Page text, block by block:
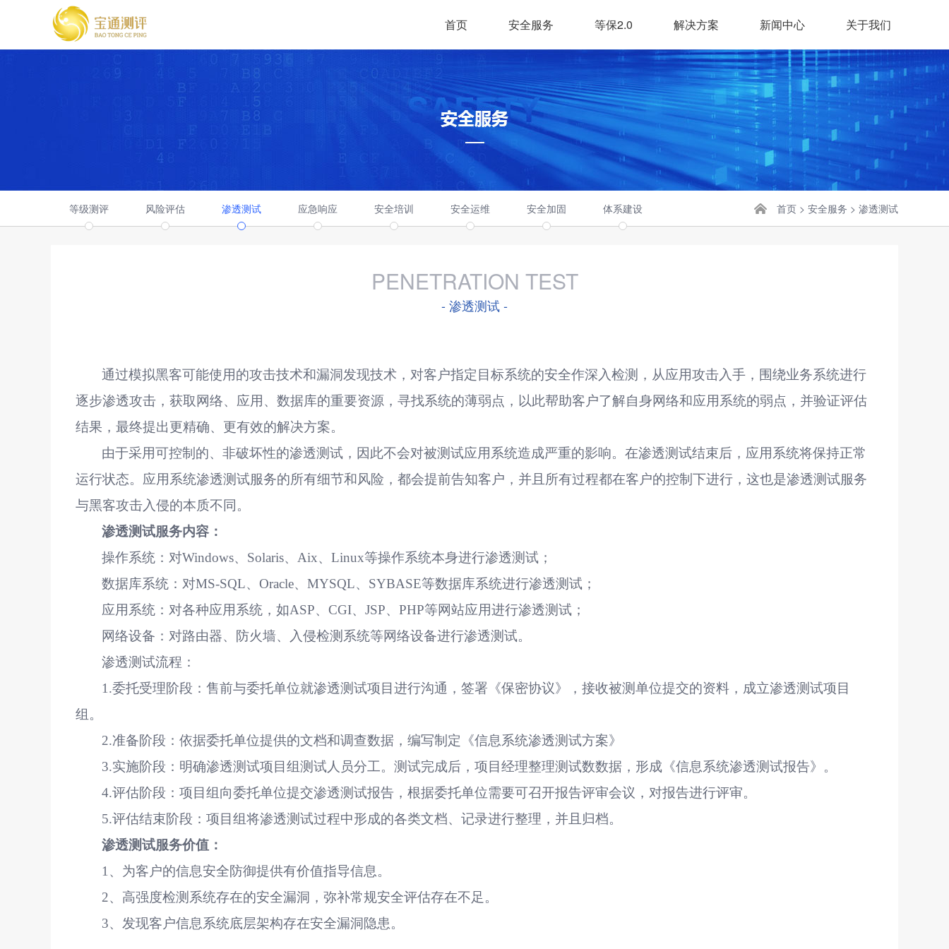
首页 安全服务 等保2.0 解决方案 新闻中心 关于我们
等级测评 风险评估 渗透测试 应急响应 安全培训 安全运维 安全加固 体系建设 首页 > 安全服务 > 渗透测试
PENETRATION TEST
- 渗透测试 -
通过模拟黑客可能使用的攻击技术和漏洞发现技术，对客户指定目标系统的安全作深入检测，从应用攻击入手，围绕业务系统进行
逐步渗透攻击，获取网络、应用、数据库的重要资源，寻找系统的薄弱点，以此帮助客户了解自身网络和应用系统的弱点，并验证评估
结果，最终提出更精确、更有效的解决方案。
由于采用可控制的、非破坏性的渗透测试，因此不会对被测试应用系统造成严重的影响。在渗透测试结束后，应用系统将保持正常
运行状态。应用系统渗透测试服务的所有细节和风险，都会提前告知客户，并且所有过程都在客户的控制下进行，这也是渗透测试服务
与黑客攻击入侵的本质不同。
渗透测试服务内容：
操作系统：对Windows、 Solaris、 Aix、Linux等操作系统本身进行渗透测试；
数据库系统：对MS-SQL、Oracle、MYSQL、 SYBASE等数据库系统进行渗透测试；
应用系统：对各种应用系统，如ASP、CGI、JSP、PHP等网站应用进行渗透测试；
网络设备：对路由器、防火墙、入侵检测系统等网络设备进行渗透测试。
渗透测试流程：
1.委托受理阶段：售前与委托单位就渗透测试项目进行沟通，签署《保密协议》，接收被测单位提交的资料，成立渗透测试项目
组。
2.准备阶段：依据委托单位提供的文档和调查数据，编写制定《信息系统渗透测试方案》
3.实施阶段：明确渗透测试项目组测试人员分工。测试完成后，项目经理整理测试数数据，形成《信息系统渗透测试报告》。
4.评估阶段：项目组向委托单位提交渗透测试报告，根据委托单位需要可召开报告评审会议，对报告进行评审。
5.评估结束阶段：项目组将渗透测试过程中形成的各类文档、记录进行整理，并且归档。
渗透测试服务价值：
1 、为客户的信息安全防御提供有价值指导信息。
2、高强度检测系统存在的安全漏洞，弥补常规安全评估存在不足。
3、发现客户信息系统底层架构存在安全漏洞隐患。